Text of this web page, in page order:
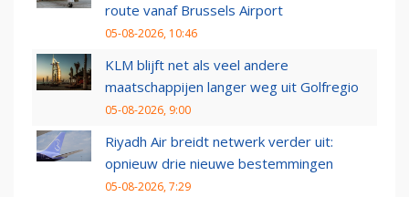
route vanaf Brussels Airport
05-08-2026, 10:46
KLM blijft net als veel andere
maatschappijen langer weg uit Golfregio
05-08-2026, 9:00
Riyadh Air breidt netwerk verder uit:
opnieuw drie nieuwe bestemmingen
05-08-2026, 7:29